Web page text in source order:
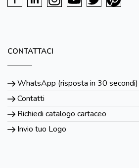
CONTATTACI
WhatsApp (risposta in 30 secondi)
Contatti
Richiedi catalogo cartaceo
Invio tuo Logo